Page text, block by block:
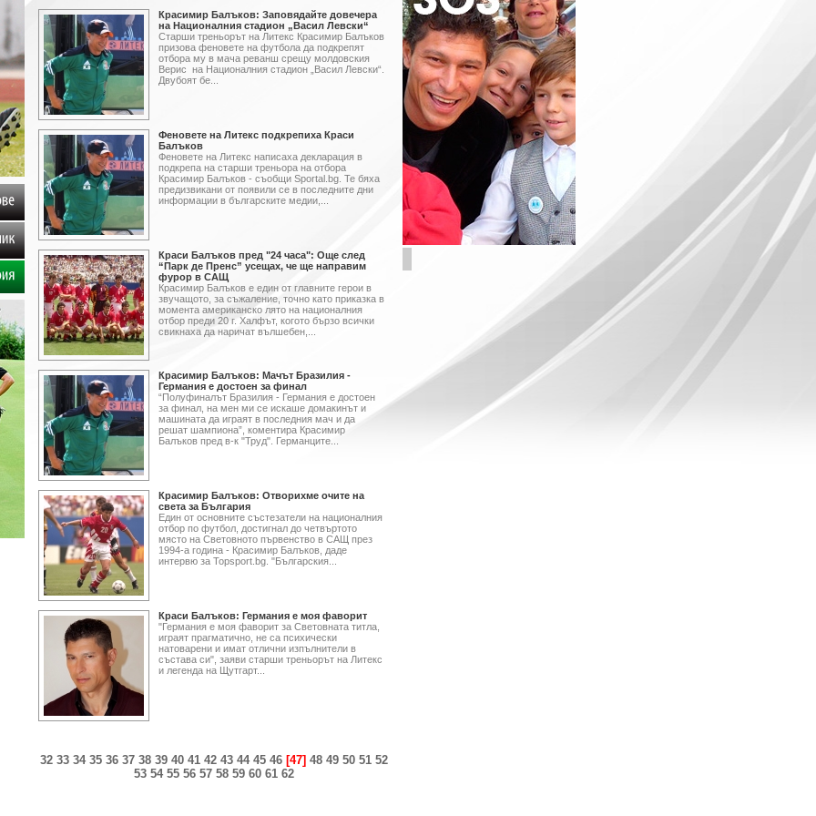
Красимир Балъков: Заповядайте довечера
на Националния стадион „Васил Левски“
Старши треньорът на Литекс Красимир Балъков
призова феновете на футбола да подкрепят
отбора му в мача реванш срещу молдовския
Верис на Националния стадион „Васил Левски“.
Двубоят бе...
Феновете на Литекс подкрепиха Краси
Балъков
Феновете на Литекс написаха декларация в
подкрепа на старши треньора на отбора
Красимир Балъков - съобщи Sportal.bg. Те бяха
предизвикани от появили се в последните дни
информации в българските медии,...
Краси Балъков пред "24 часа": Още след
“Парк де Пренс” усещах, че ще направим
фурор в САЩ
Красимир Балъков е един от главните герои в
звучащото, за съжаление, точно като приказка в
момента американско лято на националния
отбор преди 20 г. Халфът, когото бързо всички
свикнаха да наричат вълшебен,...
Красимир Балъков: Мачът Бразилия -
Германия е достоен за финал
“Полуфиналът Бразилия - Германия е достоен
за финал, на мен ми се искаше домакинът и
машината да играят в последния мач и да
решат шампиона”, коментира Красимир
Балъков пред в-к "Труд". Германците...
Красимир Балъков: Отворихме очите на
света за България
Един от основните състезатели на националния
отбор по футбол, достигнал до четвъртото
място на Световното първенство в САЩ през
1994-а година - Красимир Балъков, даде
интервю за Topsport.bg. "Българския...
Краси Балъков: Германия е моя фаворит
"Германия е моя фаворит за Световната титла,
играят прагматично, не са психически
натоварени и имат отлични изпълнители в
състава си", заяви старши треньорът на Литекс
и легенда на Щутгарт...
32 33 34 35 36 37 38 39 40 41 42 43 44 45 46 [47] 48 49 50 51 52
53 54 55 56 57 58 59 60 61 62